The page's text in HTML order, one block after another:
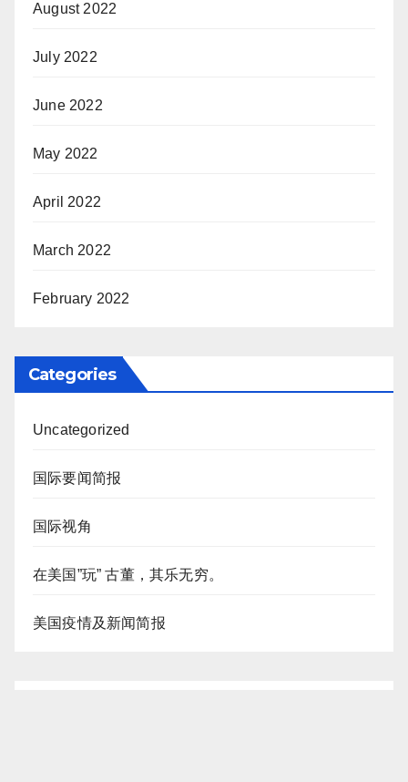
August 2022
July 2022
June 2022
May 2022
April 2022
March 2022
February 2022
Categories
Uncategorized
国际要闻简报
国际视角
在美国”玩” 古董，其乐无穷。
美国疫情及新闻简报